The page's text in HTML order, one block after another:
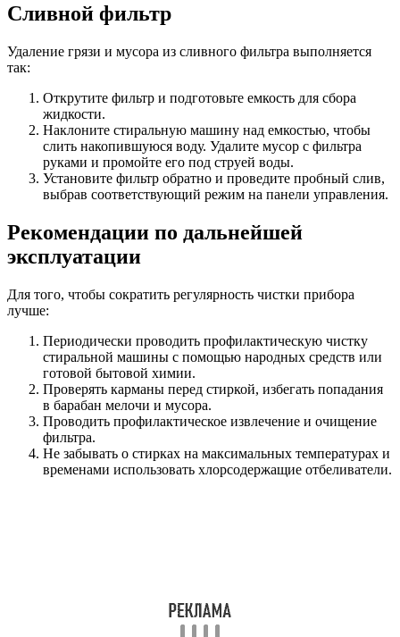
Сливной фильтр
Удаление грязи и мусора из сливного фильтра выполняется
так:
Открутите фильтр и подготовьте емкость для сбора
жидкости.
Наклоните стиральную машину над емкостью, чтобы
слить накопившуюся воду. Удалите мусор с фильтра
руками и промойте его под струей воды.
Установите фильтр обратно и проведите пробный слив,
выбрав соответствующий режим на панели управления.
Рекомендации по дальнейшей
эксплуатации
Для того, чтобы сократить регулярность чистки прибора
лучше:
Периодически проводить профилактическую чистку
стиральной машины с помощью народных средств или
готовой бытовой химии.
Проверять карманы перед стиркой, избегать попадания
в барабан мелочи и мусора.
Проводить профилактическое извлечение и очищение
фильтра.
Не забывать о стирках на максимальных температурах и
временами использовать хлорсодержащие отбеливатели.